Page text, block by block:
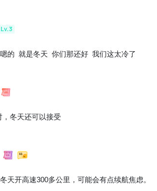
Lv.3
嗯的  就是冬天  你们那还好  我们这太冷了
，冬天还可以接受
冬天开高速300多公里，可能会有点续航焦虑。